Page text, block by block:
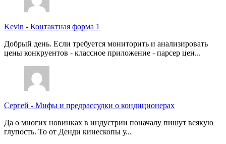
Kevin - Контактная форма 1
Добрый день. Если требуется мониторить и анализировать
цены конкруентов - классное приложение - парсер цен...
Сергей - Мифы и предрассудки о кондиционерах
Да о многих новинках в индустрии поначалу пишут всякую
глупость. То от Денди кинескопы у...